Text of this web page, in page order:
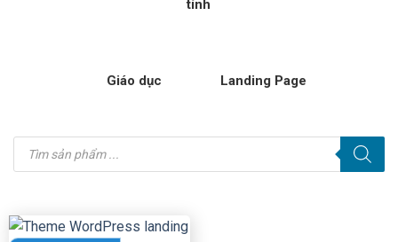
tính
Giáo dục Landing Page
Tìm
kiếm
sản